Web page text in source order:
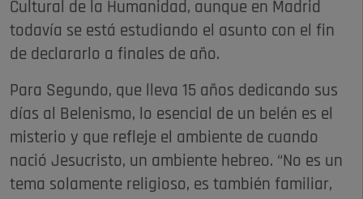
Cultural de la Humanidad, aunque en Madrid
todavía se está estudiando el asunto con el fin
de declararlo a finales de año.
Para Segundo, que lleva 15 años dedicando sus
días al Belenismo, lo esencial de un belén es el
misterio y que refleje el ambiente de cuando
nació Jesucristo, un ambiente hebreo. “No es un
tema solamente religioso, es también familiar,